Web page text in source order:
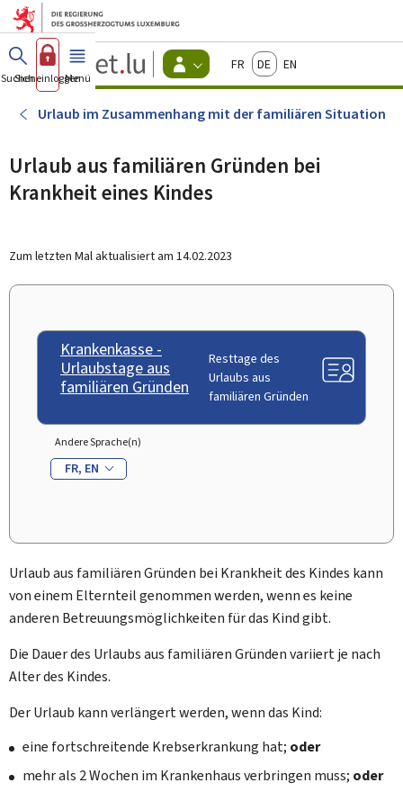
Zum Hauptmenü
Zum Inhalt
Guichet.lu
Changer
d'espace
Menu
actif
FrançaisDeutschEnglish
Suchen
Sich einloggen
Menü Haupt-
Urlaub im Zusammenhang mit der familiären Situation
Urlaub aus familiären Gründen bei
Krankheit eines Kindes
Zum letzten Mal aktualisiert am 14.02.2023
Krankenkasse -
Urlaubstage aus
familiären Gründen
Resttage des
Urlaubs aus
familiären Gründen
Andere Sprache(n)
FR EN
Urlaub aus familiären Gründen bei Krankheit des Kindes kann
von einem Elternteil genommen werden, wenn es keine
anderen Betreuungsmöglichkeiten für das Kind gibt.
Die Dauer des Urlaubs aus familiären Gründen variiert je nach
Alter des Kindes.
Der Urlaub kann verlängert werden, wenn das Kind:
eine fortschreitende Krebserkrankung hat; oder
mehr als 2 Wochen im Krankenhaus verbringen muss; oder